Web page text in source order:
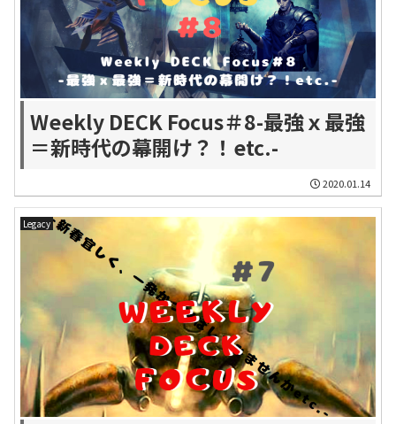
Weekly DECK Focus＃8-最強ｘ最強
＝新時代の幕開け？！etc.-
2020.01.14
Legacy